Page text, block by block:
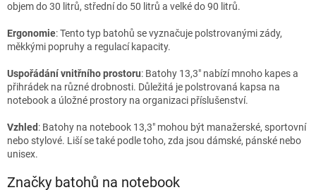
objem do 30 litrů, střední do 50 litrů a velké do 90 litrů.
Ergonomie: Tento typ batohů se vyznačuje polstrovanými zády,
měkkými popruhy a regulací kapacity.
Uspořádání vnitřního prostoru: Batohy 13,3" nabízí mnoho kapes a
přihrádek na různé drobnosti. Důležitá je polstrovaná kapsa na
notebook a úložné prostory na organizaci příslušenství.
Vzhled: Batohy na notebook 13,3" mohou být manažerské, sportovní
nebo stylové. Liší se také podle toho, zda jsou dámské, pánské nebo
unisex.
Značky batohů na notebook